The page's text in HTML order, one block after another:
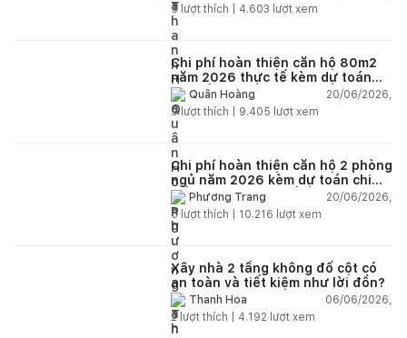
5 lượt thích | 4.603 lượt xem
Chi phí hoàn thiện căn hộ 80m2
năm 2026 thực tế kèm dự toán
chi tiết từng hạng mục
Quân Hoàng
20/06/2026,
9lượt thích | 9.405 lượt xem
Chi phí hoàn thiện căn hộ 2 phòng
ngủ năm 2026 kèm dự toán chi
tiết và ví dụ thực tế
Phương Trang
20/06/2026,
5 lượt thích | 10.216 lượt xem
Xây nhà 2 tầng không đổ cột có
an toàn và tiết kiệm như lời đồn?
Thanh Hoa
06/06/2026,
2lượt thích | 4.192 lượt xem